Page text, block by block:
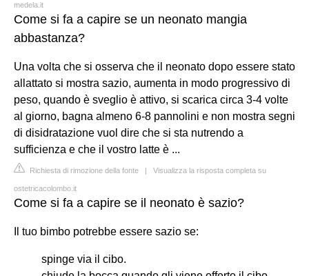
medela.it
Come si fa a capire se un neonato mangia
abbastanza?
Una volta che si osserva che il neonato dopo essere stato
allattato si mostra sazio, aumenta in modo progressivo di
peso, quando è sveglio è attivo, si scarica circa 3-4 volte
al giorno, bagna almeno 6-8 pannolini e non mostra segni
di disidratazione vuol dire che si sta nutrendo a
sufficienza e che il vostro latte è ...
Richiesta di rimozione della fonte | Visualizza la risposta completa su
ostetricacolombo.it
Come si fa a capire se il neonato è sazio?
Il tuo bimbo potrebbe essere sazio se:
spinge via il cibo.